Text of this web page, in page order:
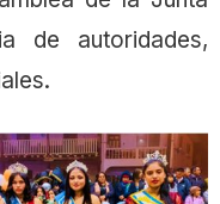
de autoridades,